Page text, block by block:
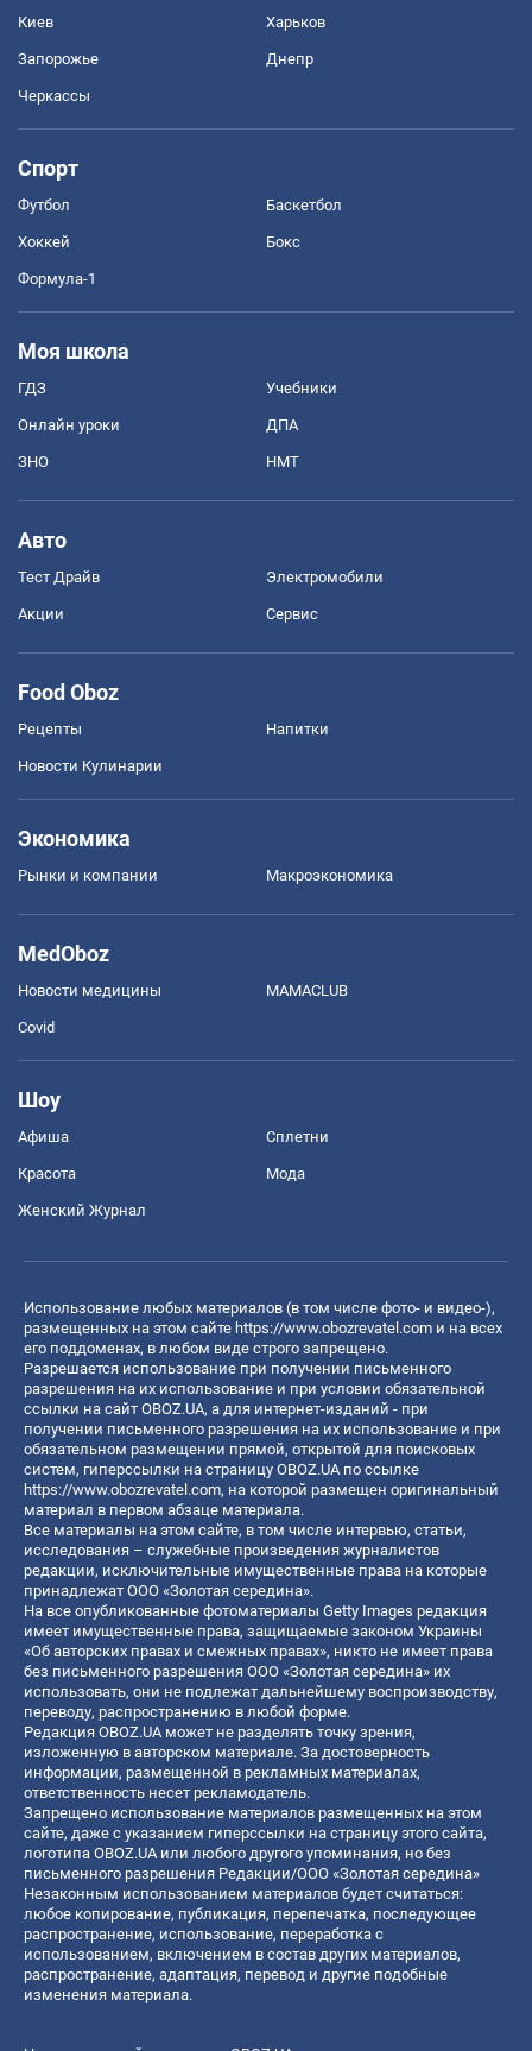
Киев Харьков
Запорожье Днепр
Черкассы
Спорт
Футбол Баскетбол
Хоккей Бокс
Формула-1
Моя школа
ГДЗ Учебники
Онлайн уроки ДПА
ЗНО НМТ
Авто
Тест Драйв Электромобили
Акции Сервис
Food Oboz
Рецепты Напитки
Новости Кулинарии
Экономика
Рынки и компании Mакроэкономика
MedOboz
Новости медицины MAMACLUB
Covid
Шоу
Афиша Сплетни
Красота Мода
Женский Журнал
Использование любых материалов (в том числе фото- и видео-),
размещенных на этом сайте https://www.obozrevatel.com и на всех
его поддоменах, в любом виде строго запрещено.
Разрешается использование при получении письменного
разрешения на их использование и при условии обязательной
ссылки на сайт OBOZ.UA, а для интернет-изданий - при
получении письменного разрешения на их использование и при
обязательном размещении прямой, открытой для поисковых
систем, гиперссылки на страницу OBOZ.UA по ссылке
https://www.obozrevatel.com, на которой размещен оригинальный
материал в первом абзаце материала.
Все материалы на этом сайте, в том числе интервью, статьи,
исследования – служебные произведения журналистов
редакции, исключительные имущественные права на которые
принадлежат ООО «Золотая середина».
На все опубликованные фотоматериалы Getty Images редакция
имеет имущественные права, защищаемые законом Украины
«Об авторских правах и смежных правах», никто не имеет права
без письменного разрешения ООО «Золотая середина» их
использовать, они не подлежат дальнейшему воспроизводству,
переводу, распространению в любой форме.
Редакция OBOZ.UA может не разделять точку зрения,
изложенную в авторском материале. За достоверность
информации, размещенной в рекламных материалах,
ответственность несет рекламодатель.
Запрещено использование материалов размещенных на этом
сайте, даже с указанием гиперссылки на страницу этого сайта,
логотипа OBOZ.UA или любого другого упоминания, но без
письменного разрешения Редакции/ООО «Золотая середина»
Незаконным использованием материалов будет считаться:
любое копирование, публикация, перепечатка, последующее
распространение, использование, переработка с
использованием, включением в состав других материалов,
распространение, адаптация, перевод и другие подобные
изменения материала.